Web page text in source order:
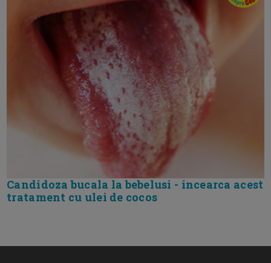
Candidoza bucala la bebelusi - incearca acest
tratament cu ulei de cocos